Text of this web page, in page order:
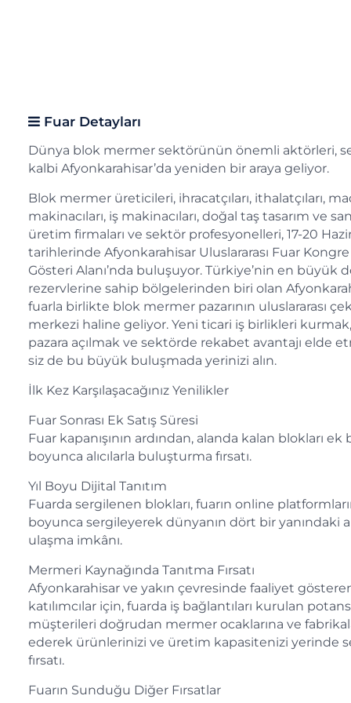
Fuar Detayları
Dünya blok mermer sektörünün önemli aktörleri,
kalbi Afyonkarahisar’da yeniden bir araya geliyor.
Blok mermer üreticileri, ihracatçıları, ithalatçıları,
makinacıları, iş makinacıları, doğal taş tasarım ve
üretim firmaları ve sektör profesyonelleri, 17-20
tarihlerinde Afyonkarahisar Uluslararası Fuar
Gösteri Alanı’nda buluşuyor. Türkiye’nin en büyük
rezervlerine sahip bölgelerinden biri olan
fuarla birlikte blok mermer pazarının uluslararası
merkezi haline geliyor. Yeni ticari iş birlikleri
pazara açılmak ve sektörde rekabet avantajı elde
siz de bu büyük buluşmada yerinizi alın.
İlk Kez Karşılaşacağınız Yenilikler
Fuar Sonrası Ek Satış Süresi
Fuar kapanışının ardından, alanda kalan blokları ek
boyunca alıcılarla buluşturma fırsatı.
Yıl Boyu Dijital Tanıtım
Fuarda sergilenen blokları, fuarın online
boyunca sergileyerek dünyanın dört bir yanındaki
ulaşma imkânı.
Mermeri Kaynağında Tanıtma Fırsatı
Afyonkarahisar ve yakın çevresinde faaliyet
katılımcılar için, fuarda iş bağlantıları kurulan
müşterileri doğrudan mermer ocaklarına ve
ederek ürünlerinizi ve üretim kapasitenizi yerinde
fırsatı.
Fuarın Sunduğu Diğer Fırsatlar